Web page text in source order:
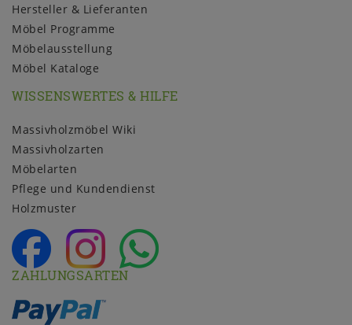
Hersteller & Lieferanten
Möbel Programme
Möbelausstellung
Möbel Kataloge
WISSENSWERTES & HILFE
Massivholzmöbel Wiki
Massivholzarten
Möbelarten
Pflege und Kundendienst
Holzmuster
ZAHLUNGSARTEN